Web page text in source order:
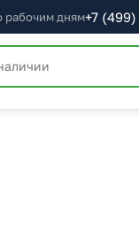
рабочим дням+7 (499)